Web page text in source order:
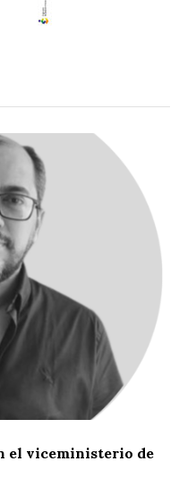
el viceministerio de